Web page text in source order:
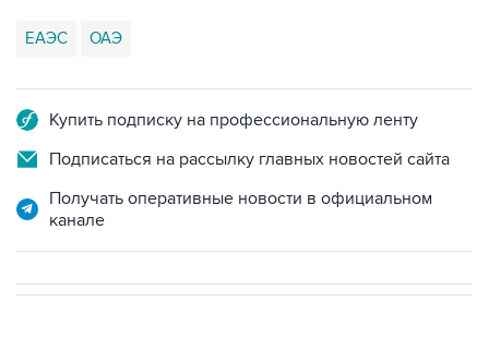
ЕАЭС ОАЭ
Купить подписку на профессиональную ленту
Подписаться на рассылку главных новостей сайта
Получать оперативные новости в официальном
канале